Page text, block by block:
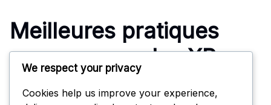
Meilleures pratiques
pour gagner des XP
rapidement
We respect your privacy
Cookies help us improve your experience,